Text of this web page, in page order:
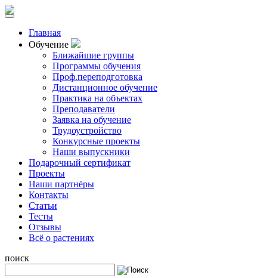
Главная
Обучение
Ближайшие группы
Программы обучения
Проф.переподготовка
Дистанционное обучение
Практика на объектах
Преподаватели
Заявка на обучение
Трудоустройство
Конкурсные проекты
Наши выпускники
Подарочный сертификат
Проекты
Наши партнёры
Контакты
Статьи
Тесты
Отзывы
Всё о растениях
поиск